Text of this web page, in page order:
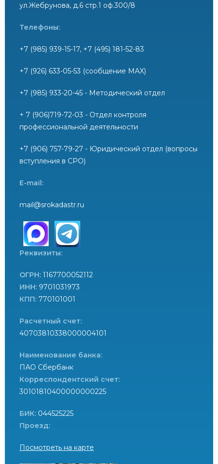
ул.Жебрунова, д.6 стр.1 оф.300/8
Телефоны:
+7 (985) 939-15-17, +7 (495) 181-52-83
+7 (926) 633-05-53 (сообщение MAX)
+7 (985) 933-20-45 - Методический отдел
+ 7 (906)719-72-03 - Отдел контроля
профессиональной деятельности
+7 (906) 757-79-27 - Юридический отдел (вопросы
вступления в СРО)
E-mail:
mail@srokadastr.ru
Реквизиты:
ОГРН: 1167700052112
ИНН: 9701031973
КПП: 770101001
Расчетный счет:
40703810338000004101
Наименование банка:
ПАО Сбербанк
Корреспондентский счет:
30101810400000000225
БИК: 044525225
Проезд:
Посмотреть на карте